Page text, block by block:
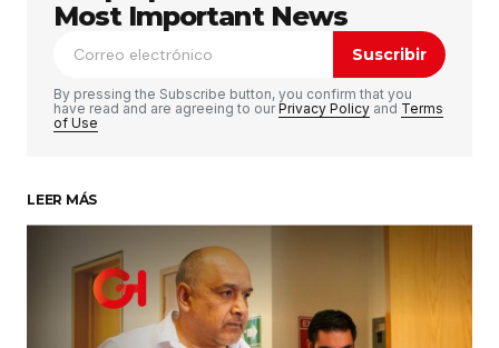
publicada. Los campos obligatorios están
marcados con *
Comentario *
Su nombre*
Tu correo electrónico*
Most Important News
Suscribir
By pressing the Subscribe button, you confirm that you
have read and are agreeing to ourPrivacy Policy and Terms
of Use
LEER MÁS